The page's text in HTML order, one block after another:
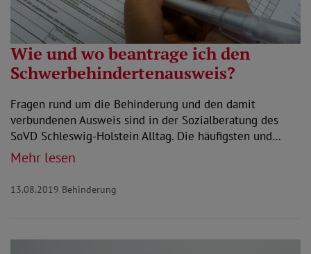
Wie und wo beantrage ich den
Schwerbehindertenausweis?
Fragen rund um die Behinderung und den damit
verbundenen Ausweis sind in der Sozialberatung des
SoVD Schleswig-Holstein Alltag. Die häufigsten und…
Mehr lesen
13.08.2019 Behinderung